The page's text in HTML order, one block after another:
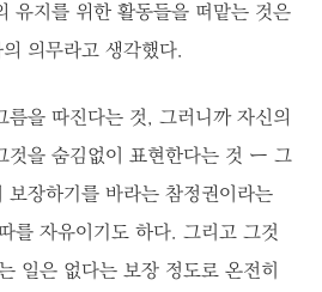
유지를 위한 활동들을 떠맡는 것은
의무라고 생각했다.
을 따진다는 것, 그러니까 자신의
것을 숨김없이 표현한다는 것 ー 그
장하기를 바라는 참정권이라는
를 자유이기도 하다. 그리고 그것
일은 없다는 보장 정도로 온전히